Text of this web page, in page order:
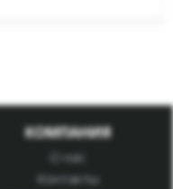
КОМПАНИЯ
О нас
Контакты